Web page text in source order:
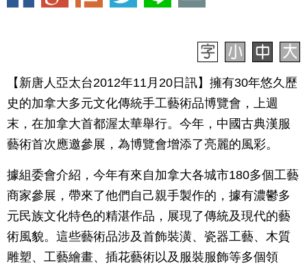
【新唐人亞太台2012年11月20日訊】擁有30年悠久歷
史的加拿大多元文化傳統手工藝術品博覽會，上週
末，在加拿大首都渥太華舉行。今年，中國古典漢服
藝術首次應邀參展，為博覽會增添了亮麗的風彩。
據組委會介紹，今年有來自加拿大各城市180多個工藝
商家參展，帶來了他們自己親手製作的，據有濃鬱多
元民族文化特色的精湛作品，展現了傳統及現代的藝
術風貌。這些藝術品涉及首飾裝潢、瓷器工藝、木質
雕塑、工藝繪畫、插花藝術以及服裝服飾等多個領